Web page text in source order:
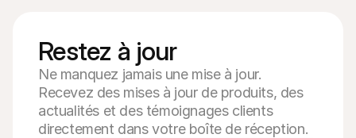
Restez à jour
Ne manquez jamais une mise à jour.
Recevez des mises à jour de produits, des
actualités et des témoignages clients
directement dans votre boîte de réception.